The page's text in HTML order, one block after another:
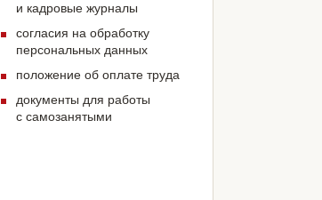
и кадровые журналы
согласия на обработку
персональных данных
положение об оплате труда
документы для работы
с самозанятыми